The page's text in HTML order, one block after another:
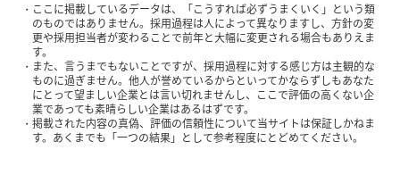
ここに掲載しているデータは、「こうすれば必ずうまくいく」という類
のものではありません。採用過程は人によって異なりますし、方針の変
更や採用担当者が変わることで前年と大幅に変更される場合もありえま
す。
また、言うまでもないことですが、採用過程に対する感じ方は主観的な
ものに過ぎません。他人が誉めているからといってかならずしもあなた
にとって望ましい企業とは言い切れませんし、ここで評価の高くない企
業であっても素晴らしい企業はあるはずです。
掲載された内容の真偽、評価の信頼性について当サイトは保証しかねま
す。あくまでも「一つの結果」として参考程度にとどめてください。